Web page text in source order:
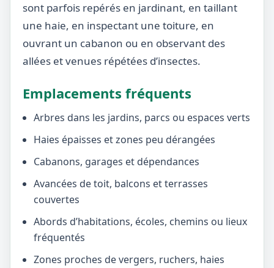
sont parfois repérés en jardinant, en taillant
une haie, en inspectant une toiture, en
ouvrant un cabanon ou en observant des
allées et venues répétées d’insectes.
Emplacements fréquents
Arbres dans les jardins, parcs ou espaces verts
Haies épaisses et zones peu dérangées
Cabanons, garages et dépendances
Avancées de toit, balcons et terrasses
couvertes
Abords d’habitations, écoles, chemins ou lieux
fréquentés
Zones proches de vergers, ruchers, haies